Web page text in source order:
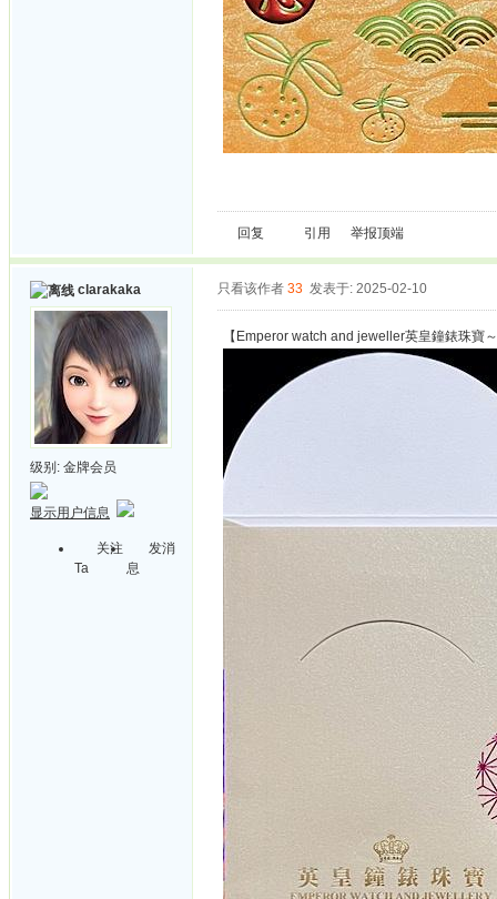
回复 引用 举报顶端
clarakaka
级别: 金牌会员
显示用户信息
关注
Ta
发消
息
只看该作者 33 发表于: 2025-02-10
【Emperor watch and jeweller英皇鐘錶珠寶